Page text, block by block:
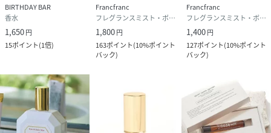
BIRTHDAY BAR
香水
1,650円
15ポイント(1倍)
Francfranc
フレグランスミスト・ボディミスト
1,800円
163ポイント(10%ポイント
バック)
Francfranc
フレグランスミスト・ボディミスト
1,400円
127ポイント(10%ポイント
バック)